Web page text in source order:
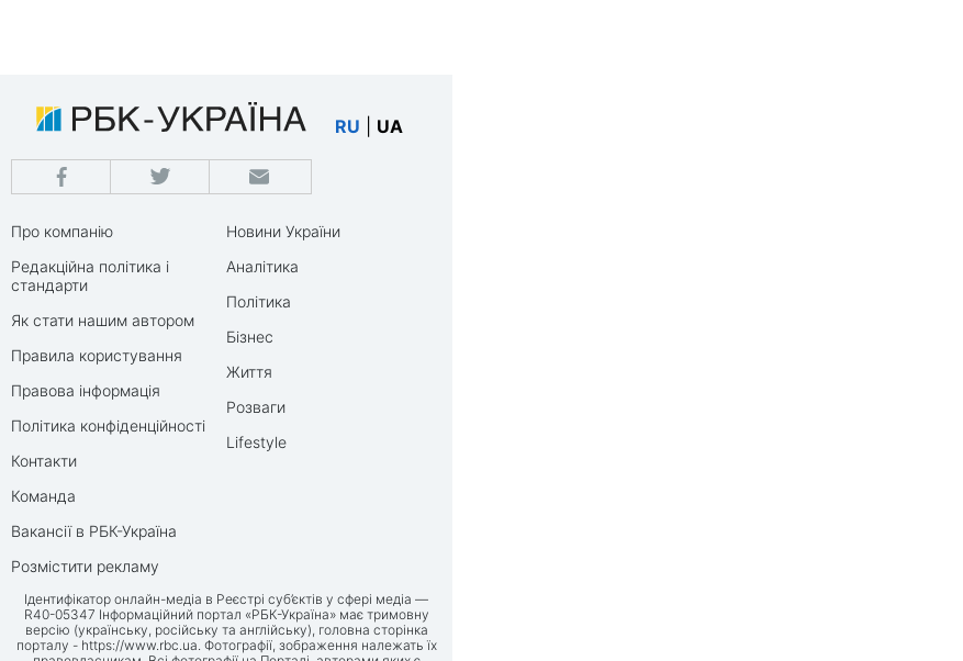
RU UA
Про компанію
Редакційна політика і
стандарти
Як стати нашим автором
Правила користування
Правова інформація
Політика конфіденційності
Контакти
Команда
Вакансії в РБК-Україна
Розмістити рекламу
Новини України
Аналітика
Політика
Бізнес
Життя
Розваги
Lifestyle
Ідентифікатор онлайн-медіа в Реєстрі суб’єктів у сфері медіа —
R40-05347 Інформаційний портал «РБК-Україна» має тримовну
версію (українську, російську та англійську), головна сторінка
порталу - https://www.rbc.ua. Фотографії, зображення належать їх